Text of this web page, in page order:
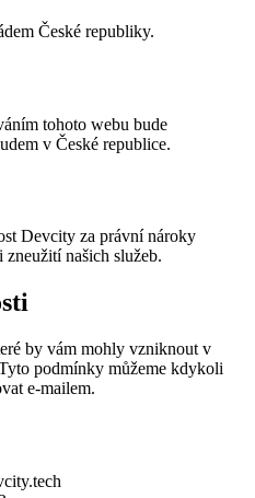
České republiky.
tohoto webu bude
v České republice.
Devcity za právní nároky
našich služeb.
by vám mohly vzniknout v
podmínky můžeme kdykoli
e-mailem.